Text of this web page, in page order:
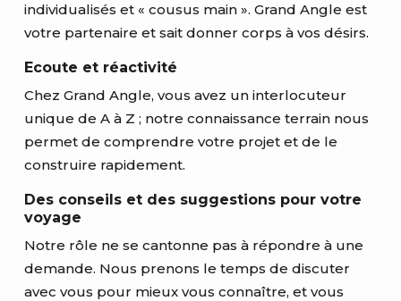
individualisés et « cousus main ». Grand Angle est
votre partenaire et sait donner corps à vos désirs.
Ecoute et réactivité
Chez Grand Angle, vous avez un interlocuteur
unique de A à Z ; notre connaissance terrain nous
permet de comprendre votre projet et de le
construire rapidement.
Des conseils et des suggestions pour votre
voyage
Notre rôle ne se cantonne pas à répondre à une
demande. Nous prenons le temps de discuter
avec vous pour mieux vous connaître, et vous